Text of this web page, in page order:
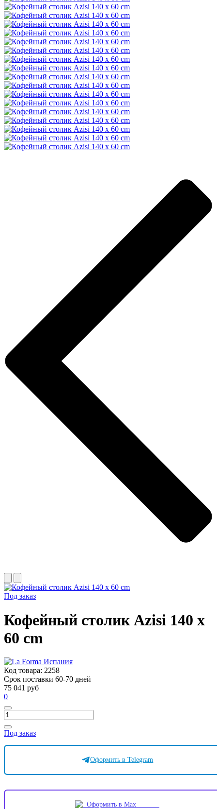
Под заказ
Кофейный столик Azisi 140 x
60 cm
Код товара: 2258
Срок поставки 60-70 дней
75 041 руб
0
Под заказ
Оформить в Telegram
Оформить в Max